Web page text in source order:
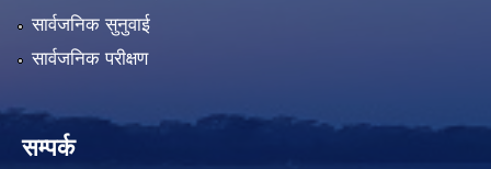
सार्वजनिक सुनुवाई
सार्वजनिक परीक्षण
सम्पर्क